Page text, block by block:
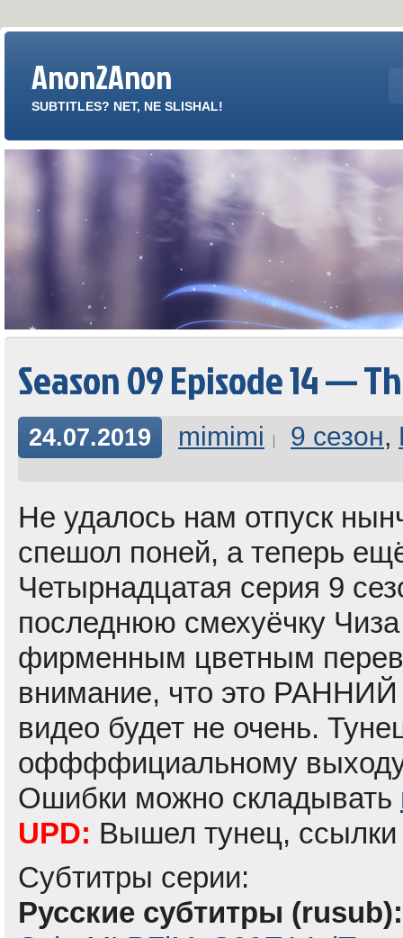
Anon2Anon
SUBTITLES? NET, NE SLISHAL!
Season 09 Episode 14 —
24.07.2019 mimimi 9 сезон,
Не удалось нам отпуск
спешол поней, а теперь
Четырнадцатая серия 9
последнюю смехуёчку
фирменным цветным
внимание, что это
видео будет не очень.
оффффициальному
Ошибки можно складывать
UPD: Вышел тунец,
Субтитры серии:
Русские субтитры (rusub):